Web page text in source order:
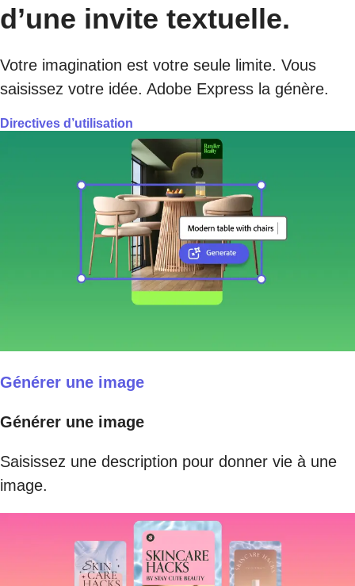
d’une invite textuelle.
Votre imagination est votre seule limite. Vous
saisissez votre idée. Adobe Express la génère.
Directives d’utilisation
Générer une image
Générer une image
Saisissez une description pour donner vie à une
image.